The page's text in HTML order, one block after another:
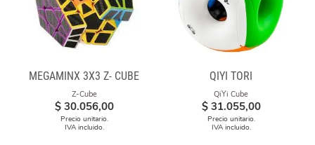
MEGAMINX 3X3 Z- CUBE
Z-Cube
$ 30.056,00
Precio unitario.
IVA incluido.
QIYI TORI
QiYi Cube
$ 31.055,00
Precio unitario.
IVA incluido.